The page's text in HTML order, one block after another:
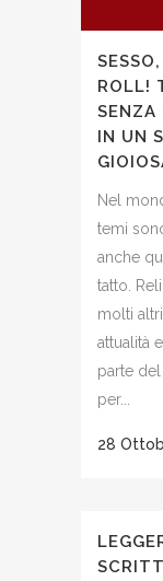
ROLL!
SENZA
IN UN
Nel
temi
anche
tatto.
molti
attualità
parte
per...
28